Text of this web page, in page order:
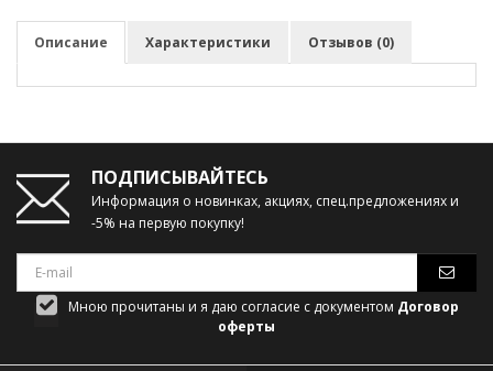
Описание Характеристики Отзывов (0)
ПОДПИСЫВАЙТЕСЬ
Информация о новинках, акциях, спец.предложениях и
-5% на первую покупку!
Мною прочитаны и я даю согласие с документом Договор
оферты